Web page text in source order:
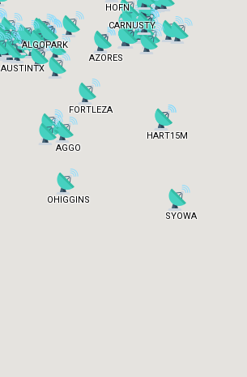
AGGO
ALGOPARK
AUSTINTX
AZORES
CARNUSTY
FORTLEZA
HART15M
HOFN
OHIGGINS
SYOWA